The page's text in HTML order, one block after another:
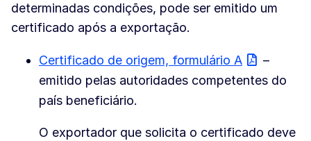
determinadas condições, pode ser emitido um
certificado após a exportação.
Certificado de origem, formulário A
–
emitido pelas autoridades competentes do
país beneficiário.
O exportador que solicita o certificado deve